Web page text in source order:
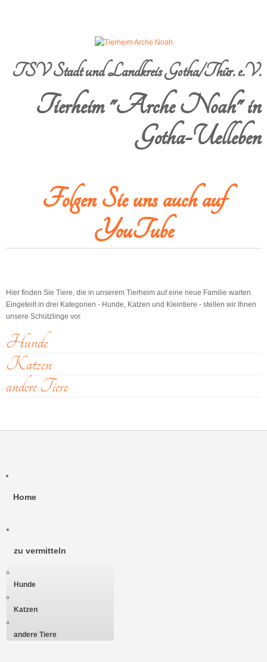
TSV Stadt und Landkreis Gotha/Thür. e.V.
Tierheim "Arche Noah" in
Gotha-Uelleben
Folgen Sie uns auch auf
YouTube
Hier finden Sie Tiere, die in unserem Tierheim auf eine neue Familie warten.
Eingeteilt in drei Kategorien - Hunde, Katzen und Kleintiere - stellen wir Ihnen
unsere Schützlinge vor.
Hunde
Katzen
andere Tiere
Home
zu vermitteln
Hunde
Katzen
andere Tiere